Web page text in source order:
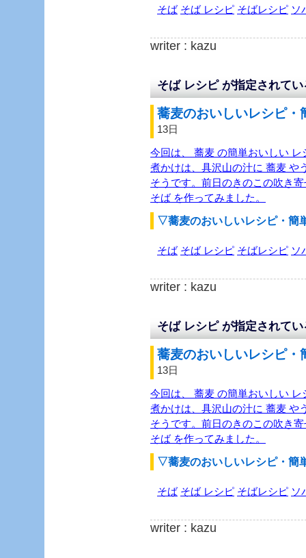
そば そば レシピ そばレシピ ソ
writer : kazu
そば レシピ が指定されて
蕎麦のおいしいレシピ
13日
今回は、 蕎麦 の簡単おいしい
煮かけは、具沢山の汁に 蕎麦 や
そうです。前日のきのこの吹き
そば を作ってみました。
▽蕎麦のおいしいレシピ・簡
そば そば レシピ そばレシピ ソ
writer : kazu
そば レシピ が指定されて
蕎麦のおいしいレシピ
13日
今回は、 蕎麦 の簡単おいしい
煮かけは、具沢山の汁に 蕎麦 や
そうです。前日のきのこの吹き
そば を作ってみました。
▽蕎麦のおいしいレシピ・簡
そば そば レシピ そばレシピ ソ
writer : kazu